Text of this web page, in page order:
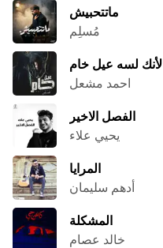
ماتتحبيش
مُسلِم
لأنك لسه عيل خام
احمد مشعل
الفصل الاخير
يحيي علاء
المرايا
أدهم سليمان
المشكلة
خالد عصام